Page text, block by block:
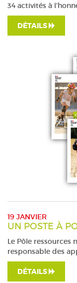
34 activités à
DÉTAILS
19 JANVIER
UN POSTE À
Le Pôle
responsable des
DÉTAILS